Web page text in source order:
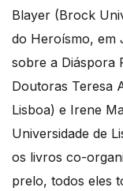
Blayer (Brock
do Heroísmo, em
sobre a Diáspora
Doutoras Teresa
Lisboa) e Irene
Universidade de
os livros co-
prelo, todos eles